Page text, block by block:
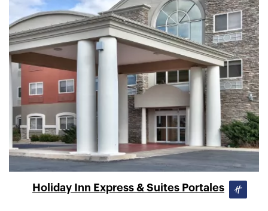
Holiday Inn Express & Suites Portales